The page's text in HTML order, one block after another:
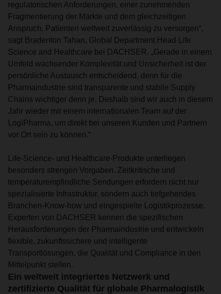
regulatorischen Anforderungen, einer zunehmenden
Fragmentierung der Märkte und dem gleichzeitigen
Anspruch, Patienten weltweit zuverlässig zu versorgen“,
sagt Bradenton Tahan, Global Department Head Life
Science and Healthcare bei DACHSER. „Gerade in einem
Umfeld wachsender Komplexität und Unsicherheit ist der
persönliche Austausch entscheidend, denn für die
Pharmaindustrie sind transparente und stabile Supply
Chains wichtiger denn je. Deshalb sind wir auch in diesem
Jahr wieder mit einem internationalen Team auf der
LogiPharma, um direkt bei unseren Kunden und Partnern
vor Ort sein zu können.“
Life-Science- und Healthcare-Produkte unterliegen
besonders strengen Vorgaben. Zeitkritische und
temperaturempfindliche Sendungen erfordern nicht nur
spezialisierte Infrastruktur, sondern auch tiefgehendes
Branchen-Know-how und eingespielte Logistikprozesse.
Experten von DACHSER kennen die spezifischen
Herausforderungen der Pharmaindustrie und entwickeln
flexible, zukunftssichere und intelligente
Transportlösungen, die Qualität und Compliance in den
Mittelpunkt stellen.
Ein weltweit integriertes Netzwerk und
zertifizierte Qualität für globale Pharmalogistik